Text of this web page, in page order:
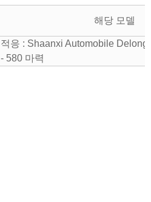
해당 모델
적응 : Shaanxi Automobile
- 580 마력